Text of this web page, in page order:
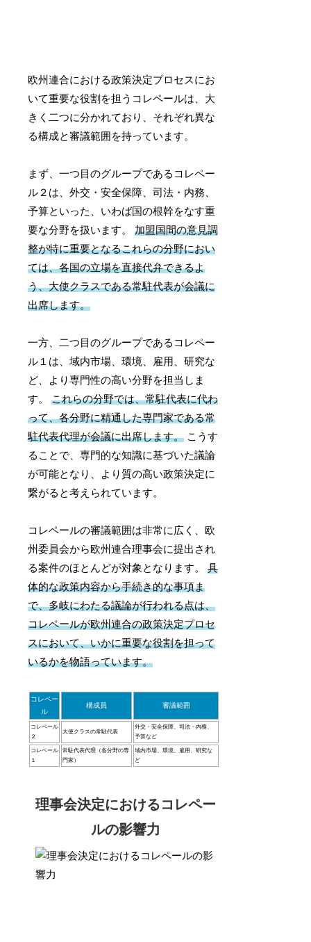
欧州連合における政策決定プロセスにお
いて重要な役割を担うコレペールは、大
きく二つに分かれており、それぞれ異な
る構成と審議範囲を持っています。
まず、一つ目のグループであるコレペー
ル２は、外交・安全保障、司法・内務、
予算といった、いわば国の根幹をなす重
要な分野を扱います。加盟国間の意見調
整が特に重要となるこれらの分野におい
ては、各国の立場を直接代弁できるよ
う、大使クラスである常駐代表が会議に
出席します。
一方、二つ目のグループであるコレペー
ル１は、域内市場、環境、雇用、研究な
ど、より専門性の高い分野を担当しま
す。これらの分野では、常駐代表に代わ
って、各分野に精通した専門家である常
駐代表代理が会議に出席します。 こうす
ることで、専門的な知識に基づいた議論
が可能となり、より質の高い政策決定に
繋がると考えられています。
コレペールの審議範囲は非常に広く、欧
州委員会から欧州連合理事会に提出され
る案件のほとんどが対象となります。具
体的な政策内容から手続き的な事項ま
で、多岐にわたる議論が行われる点は、
コレペールが欧州連合の政策決定プロセ
スにおいて、いかに重要な役割を担って
いるかを物語っています。
コレペー
ル
構成員 審議範囲
コレペール
２
大使クラスの常駐代表
外交・安全保障、司法・内務、
予算など
コレペール
１
常駐代表代理（各分野の専
門家）
域内市場、環境、雇用、研究な
ど
理事会決定におけるコレペー
ルの影響力